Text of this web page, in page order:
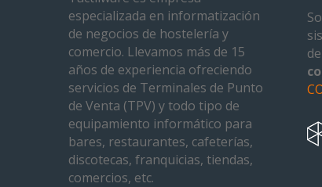
especializada en informatización
de negocios de hostelería y
comercio. Llevamos más de 15
años de experiencia ofreciendo
servicios de Terminales de Punto
de Venta (TPV) y todo tipo de
equipamiento informático para
bares, restaurantes, cafeterías,
discotecas, franquicias, tiendas,
comercios, etc.